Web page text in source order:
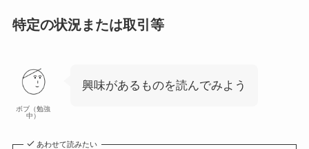
特定の状況または取引等
ボブ（勉強
中）
興味があるものを読んでみよう
あわせて読みたい